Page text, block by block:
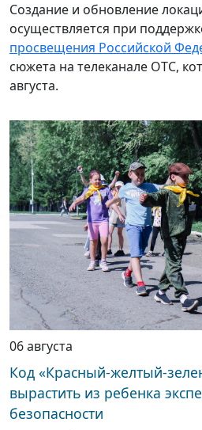
Создание и обновление
осуществляется при
просвещения Российской
сюжета на телеканале ОТС,
августа.
06 августа
Код «Красный-желтый-
вырастить из ребенка
безопасности